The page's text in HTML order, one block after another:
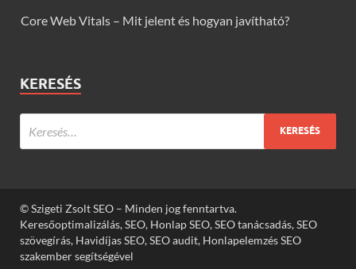
Core Web Vitals – Mit jelent és hogyan javítható?
KERESÉS
© Szigeti Zsolt SEO – Minden jog fenntartva.
Keresőoptimalizálás, SEO, Honlap SEO, SEO tanácsadás, SEO
szövegírás, Havidíjas SEO, SEO audit, Honlapelemzés SEO
szakember segítségével